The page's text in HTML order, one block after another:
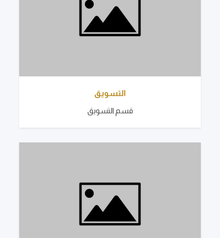
التسويق
قسم التسويق